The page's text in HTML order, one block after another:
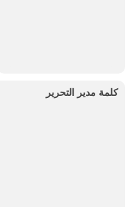
كلمة مدير التحرير